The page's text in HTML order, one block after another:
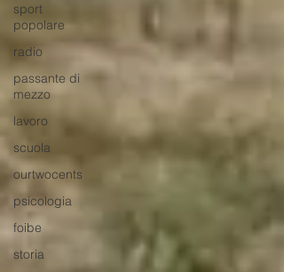
sport
popolare
radio
passante di
mezzo
lavoro
scuola
ourtwocents
psicologia
foibe
storia